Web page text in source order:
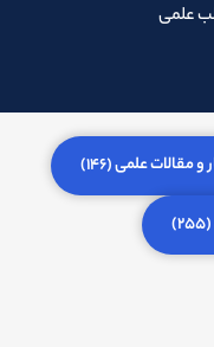
علمی
و مقالات علمی (146)